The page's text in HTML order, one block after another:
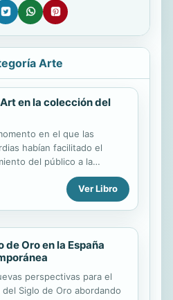
Arte
Art en la colección del
en el que las
habían facilitado el
del público a la
del arte al recurrir a
lenguajes de la calle, el pop
enseña la estrecha relación
que en una sociedad de
forman parte de la vida
como la caligrafía de los
la estética de los anuncios
Esta exposición, se
Ver Libro
de Oro en la España
perspectivas para el
Siglo de Oro abordando